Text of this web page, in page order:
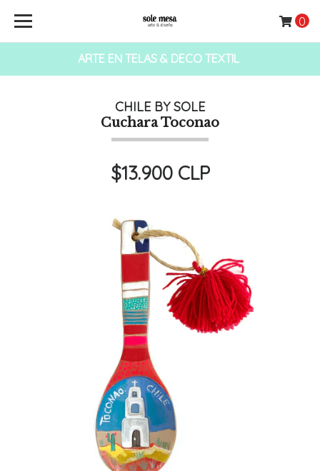
ARTE EN TELAS & DECO TEXTIL
0
CHILE BY SOLE
Cuchara Toconao
$13.900 CLP